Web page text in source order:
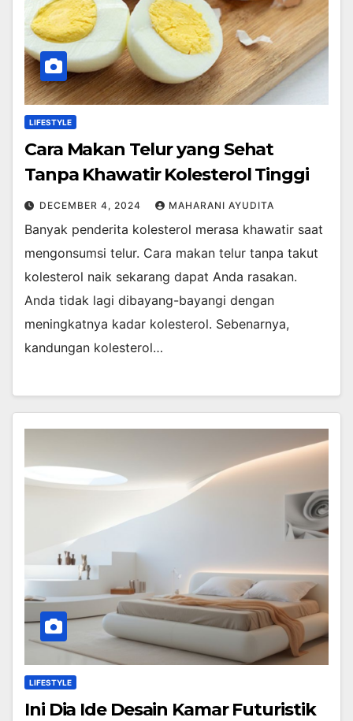
LIFESTYLE
Cara Makan Telur yang Sehat
Tanpa Khawatir Kolesterol Tinggi
DECEMBER 4, 2024 MAHARANI AYUDITA
Banyak penderita kolesterol merasa khawatir saat
mengonsumsi telur. Cara makan telur tanpa takut
kolesterol naik sekarang dapat Anda rasakan.
Anda tidak lagi dibayang-bayangi dengan
meningkatnya kadar kolesterol. Sebenarnya,
kandungan kolesterol…
LIFESTYLE
Ini Dia Ide Desain Kamar Futuristik